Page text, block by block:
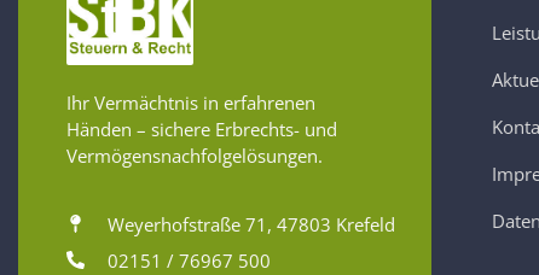
Ihr Vermächtnis in erfahrenen
Händen – sichere Erbrechts- und
Vermögensnachfolgelösungen.
Weyerhofstraße 71, 47803 Krefeld
02151 / 76967 500